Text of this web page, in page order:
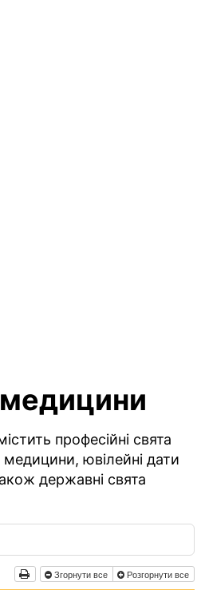
професійні свята
медицини, ювілейні дати
державні свята
Згорнути все Розгорнути все